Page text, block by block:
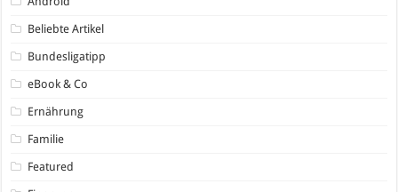
Beliebte Artikel
Bundesligatipp
eBook & Co
Ernährung
Familie
Featured